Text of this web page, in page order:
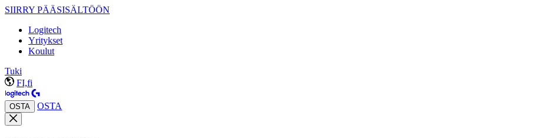
SIIRRY PÄÄSISÄLTÖÖN
Logitech
Yritykset
Koulut
Tuki
FI,fi
OSTA OSTA